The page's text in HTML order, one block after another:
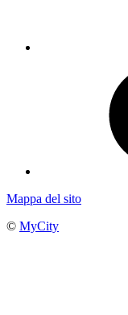
Mappa del sito
© MyCity